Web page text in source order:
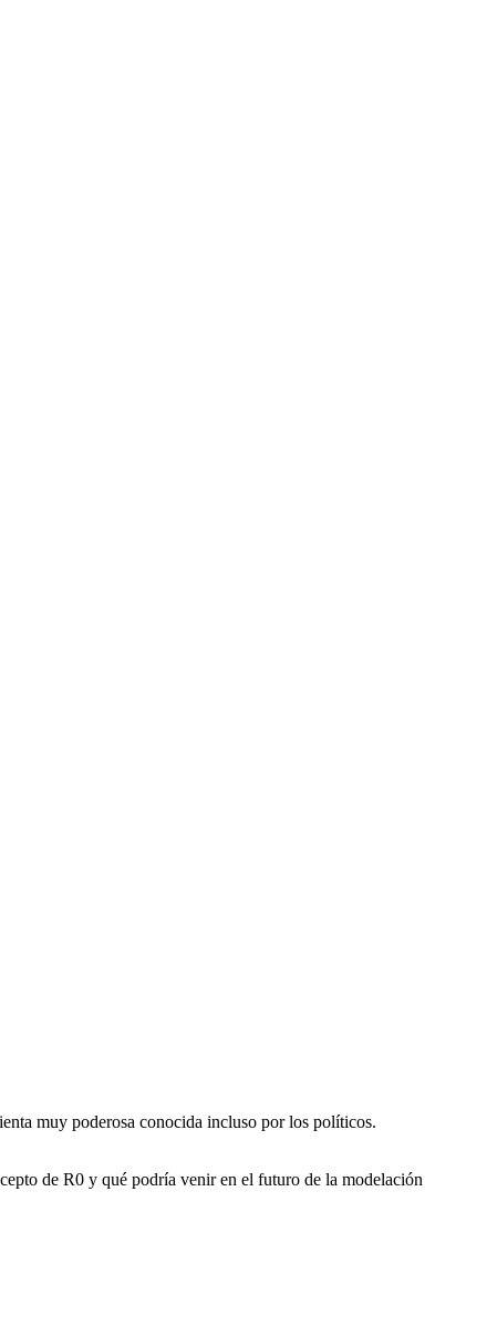
muy poderosa conocida incluso por los políticos.
de R0 y qué podría venir en el futuro de la modelación